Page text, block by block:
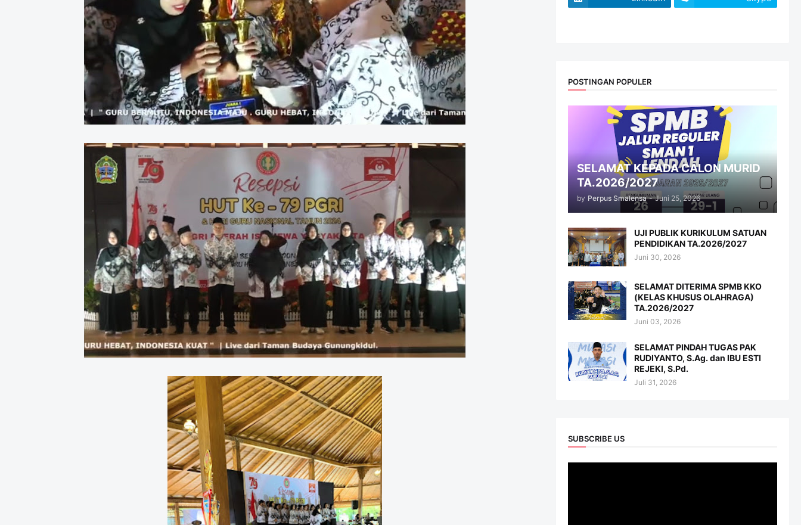
POSTINGAN POPULER
SELAMAT KEPADA CALON MURID
TA.2026/2027
by Perpus Smalensa - Juni 25, 2026
UJI PUBLIK KURIKULUM SATUAN
PENDIDIKAN TA.2026/2027
Juni 30, 2026
SELAMAT DITERIMA SPMB KKO
(KELAS KHUSUS OLAHRAGA)
TA.2026/2027
Juni 03, 2026
SELAMAT PINDAH TUGAS PAK
RUDIYANTO, S.Ag. dan IBU ESTI
REJEKI, S.Pd.
Juli 31, 2026
SUBSCRIBE US